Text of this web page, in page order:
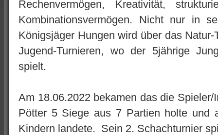
Rechenvermögen, Kreativität,
Kombinationsvermögen. Nicht nur in
Königsjäger Hungen wird über das
Jugend-Turnieren, wo der 5jährige
spielt.
Am 18.06.2022 bekamen das die
Pötter 5 Siege aus 7 Partien holte und
Kindern landete. Sein 2. Schachturnier